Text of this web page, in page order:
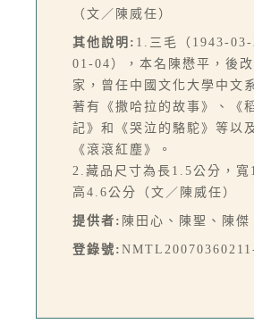
（文／陳威任）
其他說明: 1.三毛（1943-
01-04），本名陳懋平，後
家，曾任中國文化大學中文
著有《撒哈拉的故事》、《
記》和《哭泣的駱駝》等以
《滾滾紅塵》。
2.藏品尺寸為長1.5公分，寬
高4.6公分（文／陳威任）
提供者: 陳田心、陳聖、陳傑
登錄號: